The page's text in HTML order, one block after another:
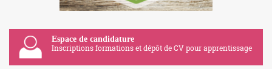
Espace de candidature
Inscriptions formations et dépôt de CV pour apprentissage